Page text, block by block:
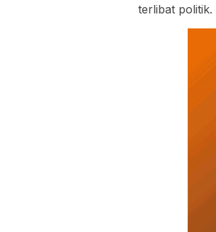
terlibat politik.